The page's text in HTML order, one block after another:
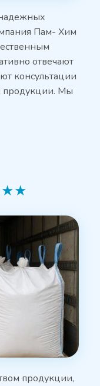
Пам- Хим
отвечают
консультации
продукции. Мы
★★
продукции,